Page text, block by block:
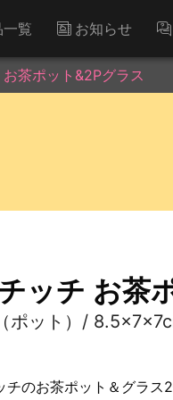
覧 お知らせ
お茶ポット&2Pグラス
ッチ お茶
ット）/
のお茶ポット＆グラス